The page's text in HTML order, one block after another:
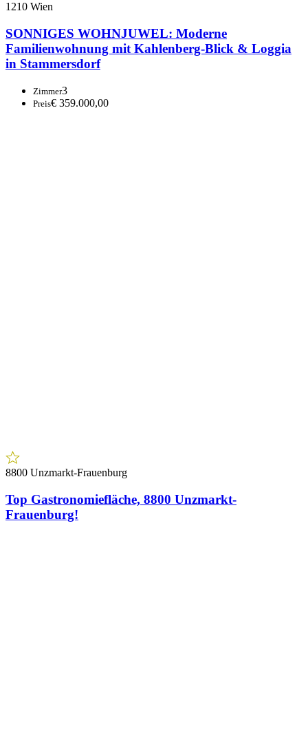
1210 Wien
SONNIGES WOHNJUWEL: Moderne
Familienwohnung mit Kahlenberg-Blick & Loggia
in Stammersdorf
Zimmer3
Preis€ 359.000,00
8800 Unzmarkt-Frauenburg
Top Gastronomiefläche, 8800 Unzmarkt-
Frauenburg!